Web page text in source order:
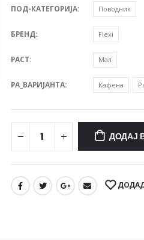
ПОД-КАТЕГОРИЈА Поводник
БРЕНД Flexi
РАСТ Мал
PA_ВАРИЈАНТА Кафена
ДОДАЈ